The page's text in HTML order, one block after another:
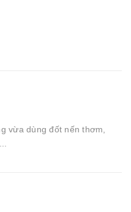
vừa dùng đốt nến thơm,